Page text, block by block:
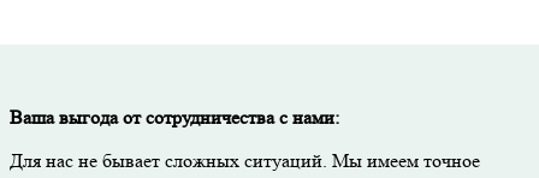
Ваша выгода от сотрудничества с нами:
Для нас не бывает сложных ситуаций. Мы имеем точное